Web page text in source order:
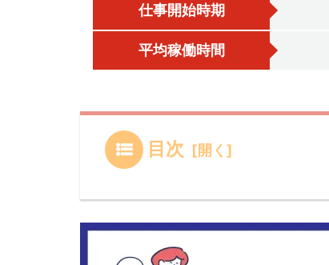
仕事開始時期
平均稼働時間
目次